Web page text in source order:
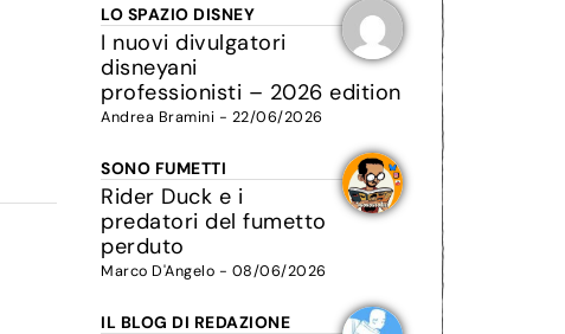
LO SPAZIO DISNEY
I nuovi divulgatori
disneyani
professionisti – 2026 edition
Andrea Bramini - 22/06/2026
SONO FUMETTI
Rider Duck e i
predatori del fumetto
perduto
Marco D'Angelo - 08/06/2026
IL BLOG DI REDAZIONE